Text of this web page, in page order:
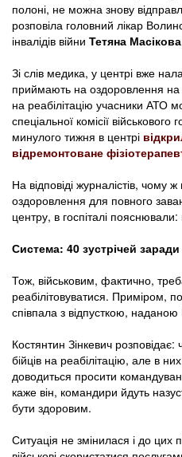
полоні, не можна знову
розповіла головний лікар
інвалідів війни Тетяна Масікова
Зі слів медика, у центрі вже
приймають на оздоровлення на
на реабілітацію учасники АТО
спеціальної комісії
минулого тижня в центрі
відремонтоване
На відповіді журналістів, чому
оздоровлення для повного
центру, в госпіталі
Система: 40 зустрічей
Тож, військовим, фактично,
реабілітовуватися. Приміром,
співпала з відпусткою, наданою
Костянтин Зінкевич
бійців на реабілітацію, але в
доводиться просити
каже він, командири йдуть
бути здоровим.
Ситуація не змінилася і до цих